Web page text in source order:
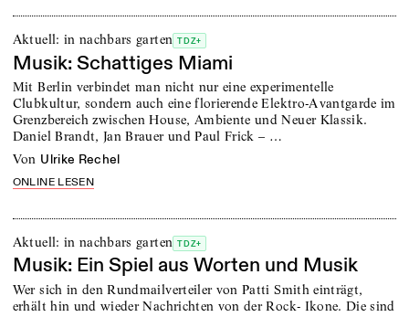
Aktuell: in nachbars garten TDZ+
Musik: Schattiges Miami
Mit Berlin verbindet man nicht nur eine experimentelle
Clubkultur, sondern auch eine florierende Elektro-Avantgarde im
Grenzbereich zwischen House, Ambiente und Neuer Klassik.
Daniel Brandt, Jan Brauer und Paul Frick – …
von Ulrike Rechel
ONLINE LESEN
Aktuell: in nachbars garten TDZ+
Musik: Ein Spiel aus Worten und Musik
Wer sich in den Rundmailverteiler von Patti Smith einträgt,
erhält hin und wieder Nachrichten von der Rock- Ikone. Die sind